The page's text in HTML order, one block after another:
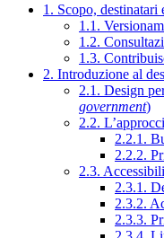
1. Scopo, destinatari
1.1.
1.2.
1.3.
2. Introduzione al
2.1. Design
government)
2.2.
2.2.1.
2.2.2.
2.3.
2.3.1.
2.3.2.
2.3.3.